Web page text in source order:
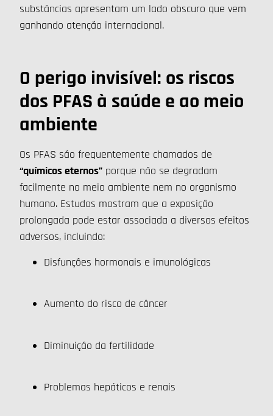
substâncias apresentam um lado obscuro que vem
ganhando atenção internacional.
O perigo invisível: os riscos
dos PFAS à saúde e ao meio
ambiente
Os PFAS são frequentemente chamados de
“químicos eternos” porque não se degradam
facilmente no meio ambiente nem no organismo
humano. Estudos mostram que a exposição
prolongada pode estar associada a diversos efeitos
adversos, incluindo:
Disfunções hormonais e imunológicas
Aumento do risco de câncer
Diminuição da fertilidade
Problemas hepáticos e renais